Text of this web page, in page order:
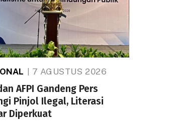
7 AGUSTUS 2026
AFPI Gandeng Pers
Pinjol Ilegal, Literasi
Diperkuat